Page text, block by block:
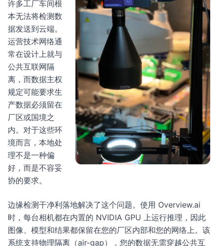
许多工厂车间根
本无法将检测数
据发送到云端。
运营技术网络通
常在设计上就与
公共互联网隔
离，而数据主权
规定可能要求生
产数据必须留在
厂区或国境之
内。对于这些环
境而言，本地处
理不是一种偏
好，而是不容妥
协的要求。
边缘检测干净利落地解决了这个问题。使用 Overview.ai
时，每台相机都在内置的 NVIDIA GPU 上运行推理，因此
图像、模型和结果都保留在您的厂区内部和您的网络上。该
系统支持物理隔离（air-gap），您的数据无需穿越公共互